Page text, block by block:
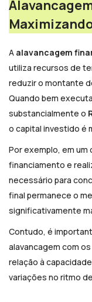
A alavancagem
utiliza recursos de
reduzir o montante
Quando bem
substancialmente o
o capital investido é
Por exemplo, em
financiamento e
necessário para
final permanece o
significativamente
Contudo, é
alavancagem com
relação à
variações no ritmo